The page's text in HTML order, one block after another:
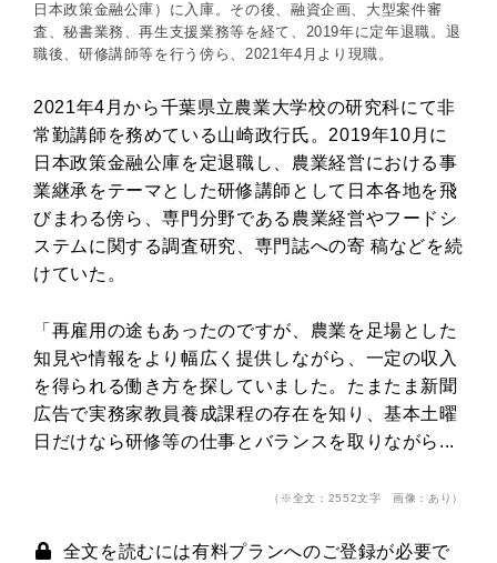
日本政策金融公庫）に入庫。その後、融資企画、大型案件審
査、秘書業務、再生支援業務等を経て、2019年に定年退職。退
職後、研修講師等を行う傍ら、2021年4月より現職。
2021年4月から千葉県立農業大学校の研究科にて非
常勤講師を務めている山崎政行氏。2019年10月に
日本政策金融公庫を定退職し、農業経営における事
業継承をテーマとした研修講師として日本各地を飛
びまわる傍ら、専門分野である農業経営やフードシ
ステムに関する調査研究、専門誌への寄 稿などを続
けていた。
「再雇用の途もあったのですが、農業を足場とした
知見や情報をより幅広く提供しながら、一定の収入
を得られる働き方を探していました。たまたま新聞
広告で実務家教員養成課程の存在を知り、基本土曜
日だけなら研修等の仕事とバランスを取りながら...
（※全文：2552文字 画像：あり）
全文を読むには有料プランへのご登録が必要で